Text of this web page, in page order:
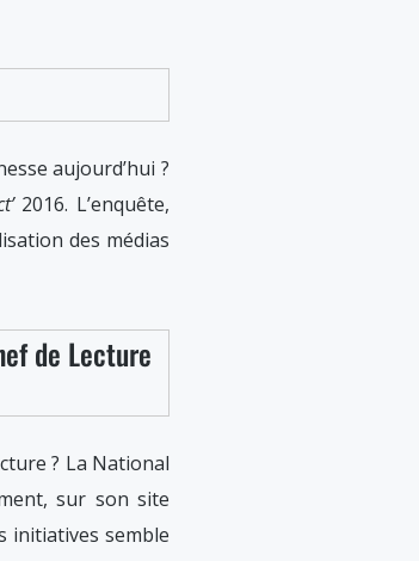
aujourd’hui ?
2016. L’enquête,
des médias
de Lecture
? La National
sur son site
initiatives semble